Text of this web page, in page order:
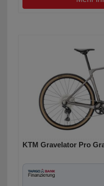
KTM Gravelator Pro